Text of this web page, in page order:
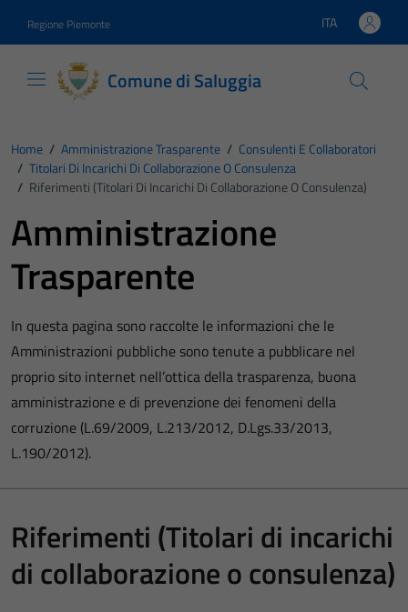
Regione Piemonte Lingua attiva:
ITA
Comune di Saluggia
Home / Amministrazione Trasparente / Consulenti E Collaboratori
/ Titolari Di Incarichi Di Collaborazione O Consulenza
/ Riferimenti (Titolari Di Incarichi Di Collaborazione O Consulenza)
Amministrazione
Trasparente
In questa pagina sono raccolte le informazioni che le
Amministrazioni pubbliche sono tenute a pubblicare nel
proprio sito internet nell’ottica della trasparenza, buona
amministrazione e di prevenzione dei fenomeni della
corruzione (L.69/2009, L.213/2012, D.Lgs.33/2013,
L.190/2012).
Riferimenti (Titolari di incarichi
di collaborazione o consulenza)